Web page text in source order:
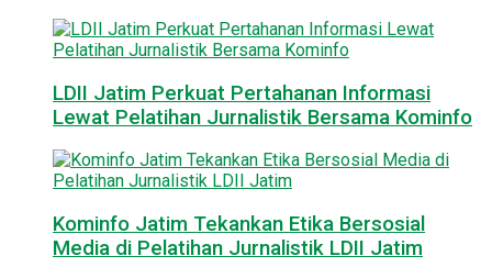
LDII Jatim Perkuat Pertahanan Informasi
Lewat Pelatihan Jurnalistik Bersama Kominfo
Kominfo Jatim Tekankan Etika Bersosial
Media di Pelatihan Jurnalistik LDII Jatim